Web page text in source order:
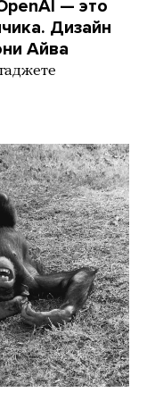
— это
Дизайн
Айва